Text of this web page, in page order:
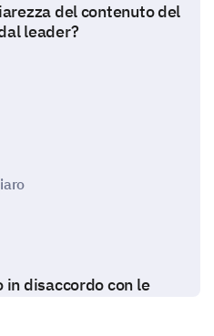
del contenuto del
leader?
in disaccordo con le